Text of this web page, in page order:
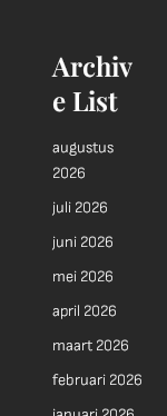
Archiv
e List
augustus
2026
juli 2026
juni 2026
mei 2026
april 2026
maart 2026
februari 2026